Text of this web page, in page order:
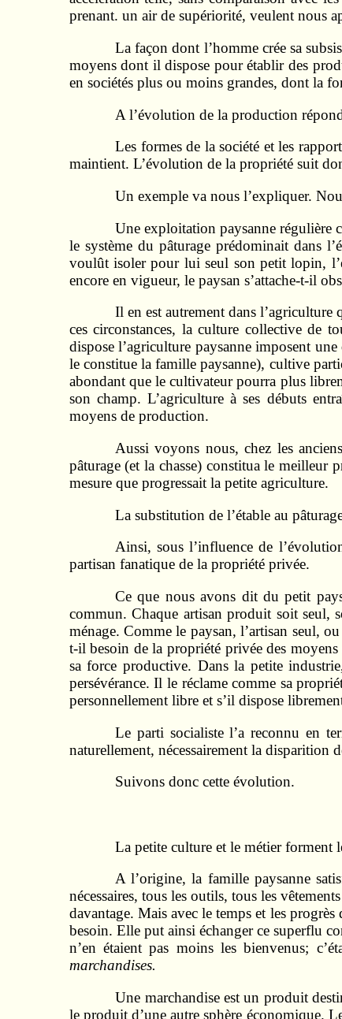
prenant. un air de supériorité, veulent nous
La façon dont l’homme crée sa
moyens dont il dispose pour établir des
en sociétés plus ou moins grandes, dont la
A l’évolution de la production
Les formes de la société et les
maintient. L’évolution de la propriété suit
Un exemple va nous l’expliquer.
Une exploitation paysanne régulière
le système du pâturage prédominait dans
voulût isoler pour lui seul son petit lopin,
encore en vigueur, le paysan s’attache-t-il
Il en est autrement dans l’agriculture
ces circons­tances, la culture collective de
dispose l’agriculture paysanne imposent
le constitue la famille paysanne), cultive
abondant que le cultivateur pourra plus
son champ. L’agriculture à ses débuts
moyens de production.
Aussi voyons nous, chez les
pâturage (et la chasse) constitua le meilleur
mesure que progressait la petite agriculture.
La substitution de l’étable au
Ainsi, sous l’influence de
partisan fanatique de la propriété privée.
Ce que nous avons dit du petit
commun. Chaque artisan produit soit seul,
ménage. Comme le paysan, l’artisan seul,
t-il besoin de la propriété privée des
sa force productive. Dans la petite
persévérance. Il le réclame comme sa
personnellement libre et s’il dispose
Le parti socialiste l’a reconnu en
naturellement, nécessaire­ment la disparition
Suivons donc cette évolution.
La petite culture et le métier forment
A l’origine, la famille paysanne
nécessaires, tous les outils, tous les
davantage. Mais avec le temps et les
besoin. Elle put ainsi échanger ce superflu
n’en étaient pas moins les bienvenus;
marchandises.
Une marchandise est un produit
le produit d’une autre sphère économique.